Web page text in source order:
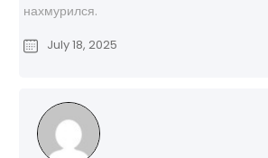
нахмурился.
July 18, 2025